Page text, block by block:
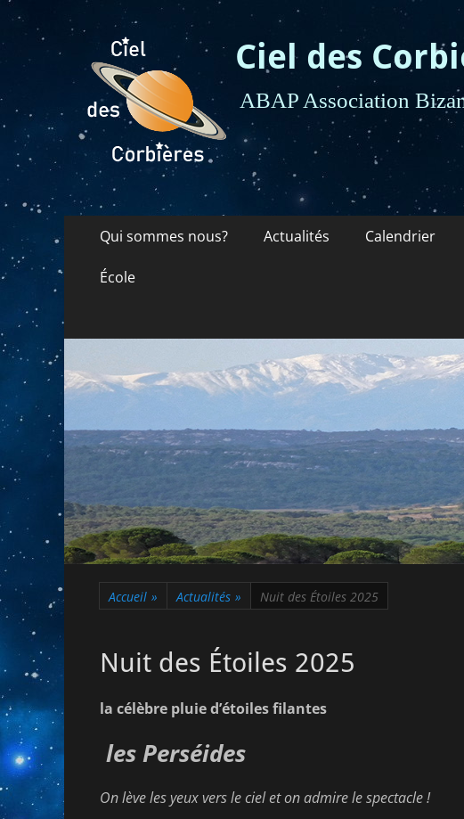
Ciel des
ABAP Association
Menu
principal
contenu
Qui sommes nous? Actualités Calendrier
École
Accueil » Actualités » Nuit des Étoiles 2025
Nuit des Étoiles 2025
la célèbre pluie d’étoiles filantes
les Perséides
On lève les yeux vers le cielet on admire le spectacle !